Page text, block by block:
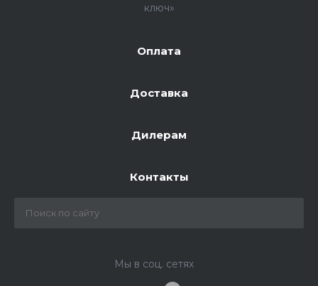
ключ»
Оплата
Доставка
Дилерам
Контакты
Мы в соц. сетях